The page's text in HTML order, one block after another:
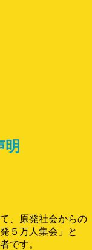
明
、原発社会からの
５万人集会」と
です。